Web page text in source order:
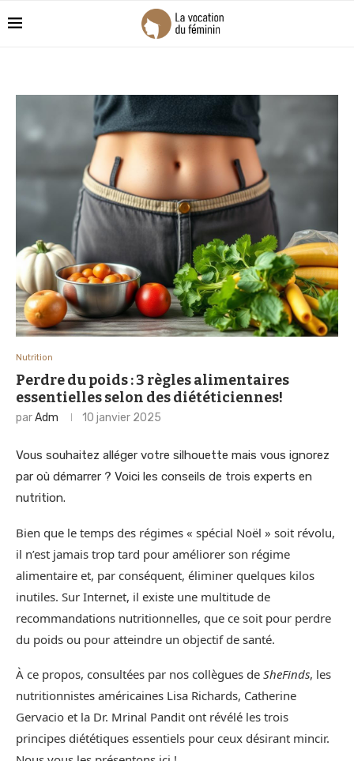
Nutrition
Perdre du poids : 3 règles alimentaires
essentielles selon des diététiciennes!
parAdm 10 janvier 2025
Vous souhaitez alléger votre silhouette mais vous ignorez
par où démarrer ? Voici les conseils de trois experts en
nutrition.
Bien que le temps des régimes « spécial Noël » soit révolu,
il n’est jamais trop tard pour améliorer son régime
alimentaire et, par conséquent, éliminer quelques kilos
inutiles. Sur Internet, il existe une multitude de
recommandations nutritionnelles, que ce soit pour perdre
du poids ou pour atteindre un objectif de santé.
À ce propos, consultées par nos collègues de SheFinds, les
nutritionnistes américaines Lisa Richards, Catherine
Gervacio et la Dr. Mrinal Pandit ont révélé les trois
principes diététiques essentiels pour ceux désirant mincir.